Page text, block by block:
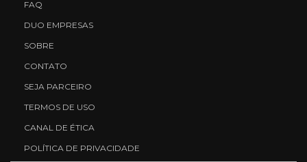
FAQ
DUO EMPRESAS
SOBRE
CONTATO
SEJA PARCEIRO
TERMOS DE USO
CANAL DE ÉTICA
POLÍTICA DE PRIVACIDADE